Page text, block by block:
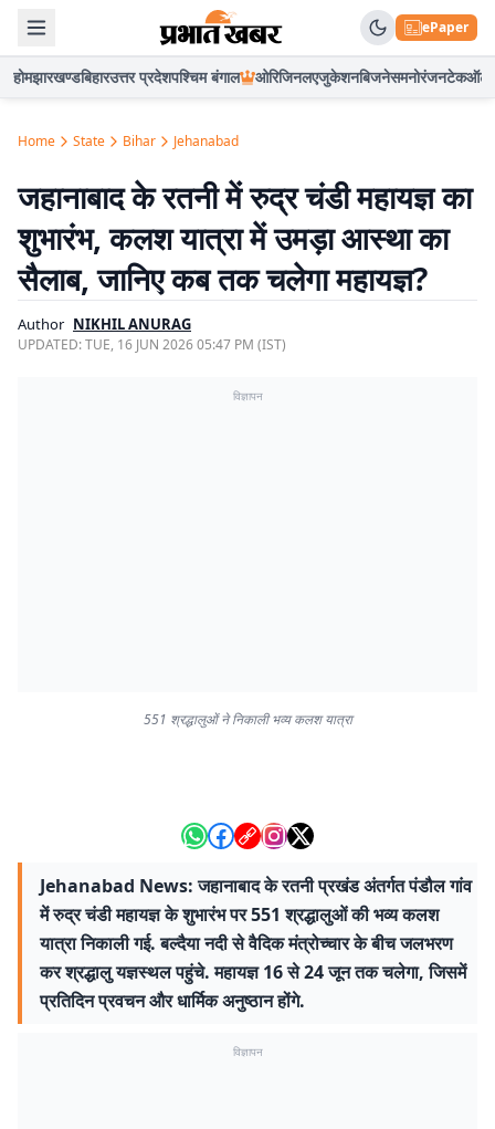
ePaper
होमझारखण्डबिहारउत्तर प्रदेशपश्चिम बंगाल ओरिजिनलएजुकेशनबिजनेसमनोरंजनटेकऑटो
Home State Bihar Jehanabad
जहानाबाद के रतनी में रुद्र चंडी महायज्ञ का
शुभारंभ, कलश यात्रा में उमड़ा आस्था का
सैलाब, जानिए कब तक चलेगा महायज्ञ?
Author NIKHIL ANURAG
UPDATED:TUE, 16 JUN 2026 05:47 PM (IST)
विज्ञापन
551 श्रद्धालुओं ने निकाली भव्य कलश यात्रा
Jehanabad News: जहानाबाद के रतनी प्रखंड अंतर्गत पंडौल गांव
में रुद्र चंडी महायज्ञ के शुभारंभ पर 551 श्रद्धालुओं की भव्य कलश
यात्रा निकाली गई. बल्दैया नदी से वैदिक मंत्रोच्चार के बीच जलभरण
कर श्रद्धालु यज्ञस्थल पहुंचे. महायज्ञ 16 से 24 जून तक चलेगा, जिसमें
प्रतिदिन प्रवचन और धार्मिक अनुष्ठान होंगे.
विज्ञापन